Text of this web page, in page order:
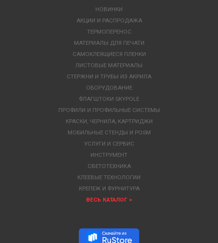
НОВИНКИ
АКЦИИ И РАСПРОДАЖА
ТЕРМОПЕРЕНОС
МАТЕРИАЛЫ ДЛЯ ПЕЧАТИ
САМОКЛЕЯЩИЕСЯ ПЛЕНКИ
ЛИСТОВЫЕ МАТЕРИАЛЫ
СТЕРЖНИ И ТРУБЫ ИЗ АКРИЛА
ОБОРУДОВАНИЕ
ФЛАГШТОКИ SKYPOLE
ПРОФИЛИ И ПРОФИЛЬНЫЕ СИСТЕМЫ
КРАСКИ, ЧЕРНИЛА, КАРТРИДЖИ
МОБИЛЬНЫЕ СТЕНДЫ И POSM
УСЛУГИ И СЕРВИС
ИНСТРУМЕНТ
СВЕТОТЕХНИКА
КЛЕЕВЫЕ ТЕХНОЛОГИИ
КРЕПЕЖ И ФУРНИТУРА
ВЕСЬ КАТАЛОГ >